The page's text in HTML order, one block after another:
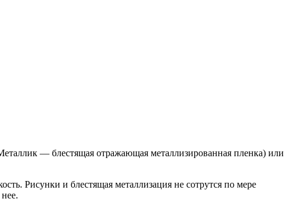
— блестящая отражающая металлизированная пленка) или
Рисунки и блестящая металлизация не сотрутся по мере